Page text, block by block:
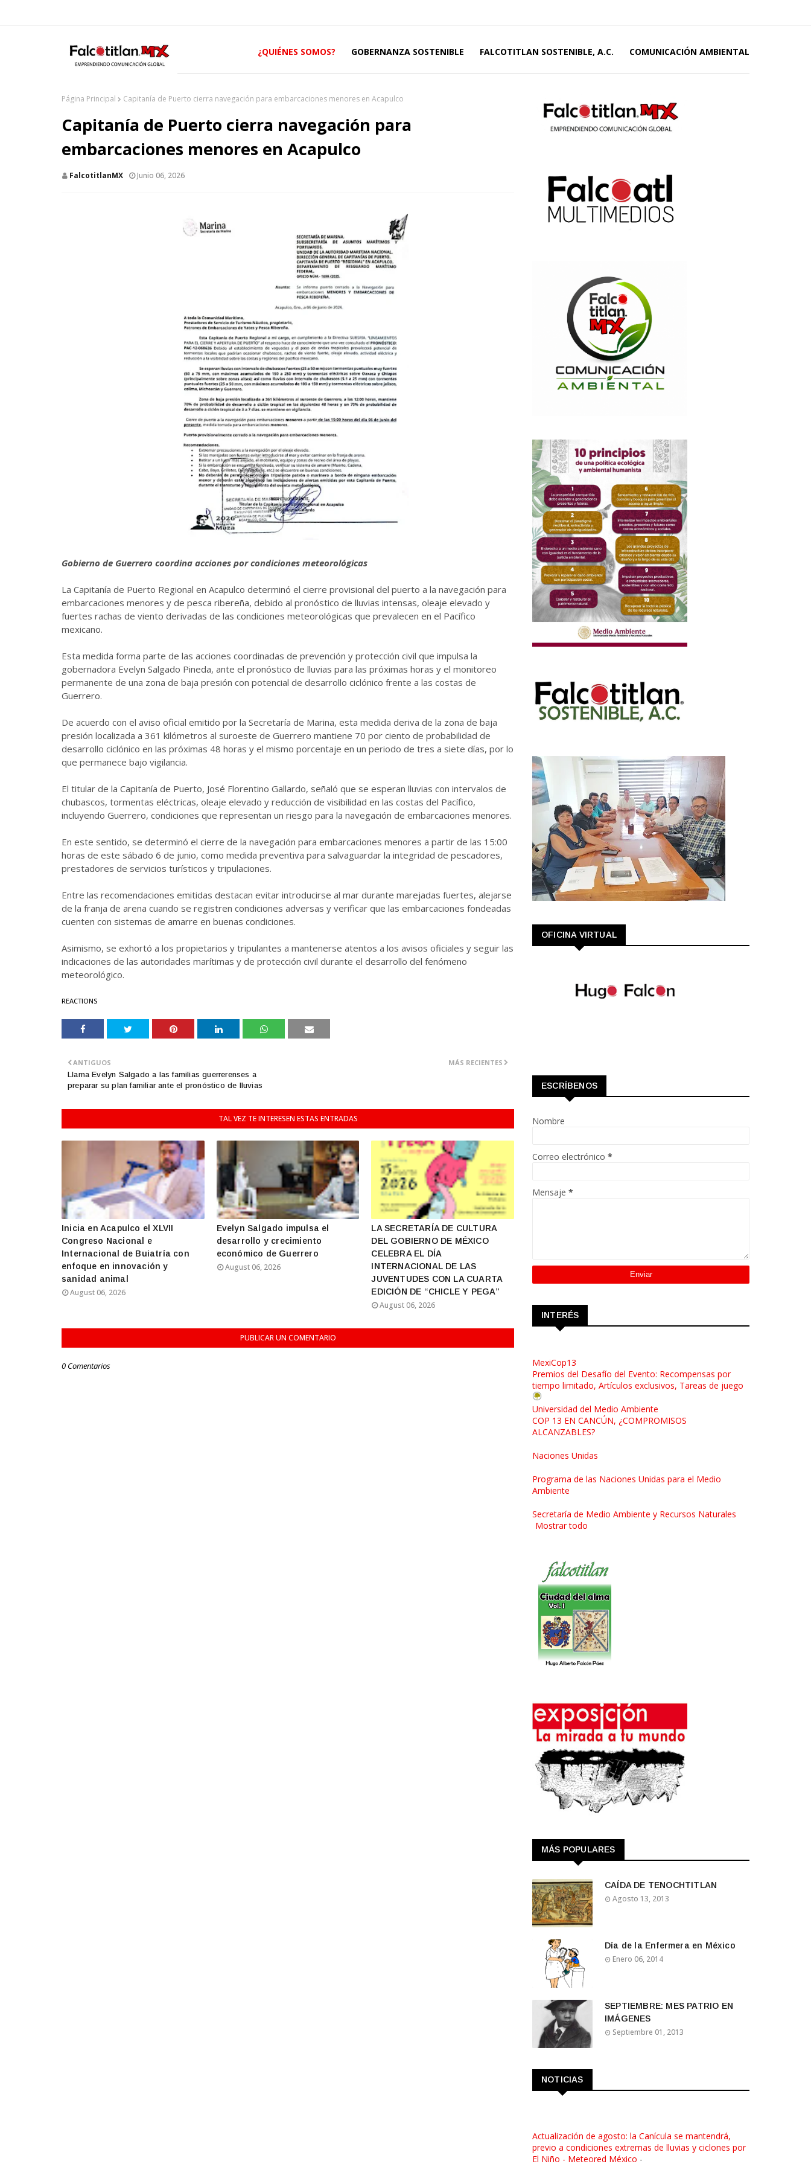
¿QUIÉNES SOMOS? GOBERNANZA SOSTENIBLE FALCOTITLAN SOSTENIBLE, A.C. COMUNICACIÓN AMBIENTAL
Página Principal Capitanía de Puerto cierra navegación para embarcaciones menores en Acapulco
Capitanía de Puerto cierra navegación para
embarcaciones menores en Acapulco
FalcotitlanMX Junio 06, 2026
Gobierno de Guerrero coordina acciones por condiciones meteorológicas
La Capitanía de Puerto Regional en Acapulco determinó el cierre provisional del puerto a la navegación para
embarcaciones menores y de pesca ribereña, debido al pronóstico de lluvias intensas, oleaje elevado y
fuertes rachas de viento derivadas de las condiciones meteorológicas que prevalecen en el Pacífico
mexicano.
Esta medida forma parte de las acciones coordinadas de prevención y protección civil que impulsa la
gobernadora Evelyn Salgado Pineda, ante el pronóstico de lluvias para las próximas horas y el monitoreo
permanente de una zona de baja presión con potencial de desarrollo ciclónico frente a las costas de
Guerrero.
De acuerdo con el aviso oficial emitido por la Secretaría de Marina, esta medida deriva de la zona de baja
presión localizada a 361 kilómetros al suroeste de Guerrero mantiene 70 por ciento de probabilidad de
desarrollo ciclónico en las próximas 48 horas y el mismo porcentaje en un periodo de tres a siete días, por lo
que permanece bajo vigilancia.
El titular de la Capitanía de Puerto, José Florentino Gallardo, señaló que se esperan lluvias con intervalos de
chubascos, tormentas eléctricas, oleaje elevado y reducción de visibilidad en las costas del Pacífico,
incluyendo Guerrero, condiciones que representan un riesgo para la navegación de embarcaciones menores.
En este sentido, se determinó el cierre de la navegación para embarcaciones menores a partir de las 15:00
horas de este sábado 6 de junio, como medida preventiva para salvaguardar la integridad de pescadores,
prestadores de servicios turísticos y tripulaciones.
Entre las recomendaciones emitidas destacan evitar introducirse al mar durante marejadas fuertes, alejarse
de la franja de arena cuando se registren condiciones adversas y verificar que las embarcaciones fondeadas
cuenten con sistemas de amarre en buenas condiciones.
Asimismo, se exhortó a los propietarios y tripulantes a mantenerse atentos a los avisos oficiales y seguir las
indicaciones de las autoridades marítimas y de protección civil durante el desarrollo del fenómeno
meteorológico.
REACTIONS
MÁS RECIENTES
ANTIGUOS
Llama Evelyn Salgado a las familias guerrerenses a
preparar su plan familiar ante el pronóstico de lluvias
TAL VEZ TE INTERESEN ESTAS ENTRADAS
Inicia en Acapulco el XLVII
Congreso Nacional e
Internacional de Buiatría con
enfoque en innovación y
sanidad animal
August 06, 2026
Evelyn Salgado impulsa el
desarrollo y crecimiento
económico de Guerrero
August 06, 2026
LA SECRETARÍA DE CULTURA
DEL GOBIERNO DE MÉXICO
CELEBRA EL DÍA
INTERNACIONAL DE LAS
JUVENTUDES CON LA CUARTA
EDICIÓN DE “CHICLE Y PEGA”
August 06, 2026
PUBLICAR UN COMENTARIO
0 Comentarios
OFICINA VIRTUAL
ESCRÍBENOS
Nombre
Correo electrónico *
Mensaje *
INTERÉS
MexiCop13
Premios del Desafío del Evento: Recompensas por
tiempo limitado, Artículos exclusivos, Tareas de juego
Universidad del Medio Ambiente
COP 13 EN CANCÚN, ¿COMPROMISOS
ALCANZABLES?
Naciones Unidas
Programa de las Naciones Unidas para el Medio
Ambiente
Secretaría de Medio Ambiente y Recursos Naturales
Mostrar todo
MÁS POPULARES
CAÍDA DE TENOCHTITLAN
Agosto 13, 2013
Día de la Enfermera en México
Enero 06, 2014
SEPTIEMBRE: MES PATRIO EN
IMÁGENES
Septiembre 01, 2013
NOTICIAS
Actualización de agosto: la Canícula se mantendrá,
previo a condiciones extremas de lluvias y ciclones por
El Niño - Meteored México -